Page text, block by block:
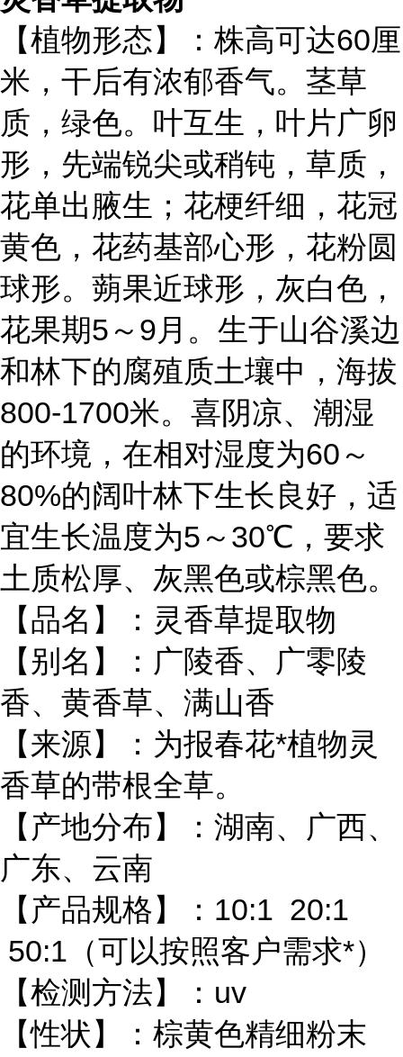
【植物形态】：株高可达60厘
米，干后有浓郁香气。茎草
质，绿色。叶互生，叶片广卵
形，先端锐尖或稍钝，草质，
花单出腋生；花梗纤细，花冠
黄色，花药基部心形，花粉圆
球形。蒴果近球形，灰白色，
花果期5～9月。生于山谷溪边
和林下的腐殖质土壤中，海拔
800-1700米。喜阴凉、潮湿
的环境，在相对湿度为60～
80%的阔叶林下生长良好，适
宜生长温度为5～30℃，要求
土质松厚、灰黑色或棕黑色。
【品名】：灵香草提取物
【别名】：广陵香、广零陵
香、黄香草、满山香
【来源】：为报春花*植物灵
香草的带根全草。
【产地分布】：湖南、广西、
广东、云南
【产品规格】：10:1 20:1
50:1（可以按照客户需求*）
【检测方法】：uv
【性状】：棕黄色精细粉末